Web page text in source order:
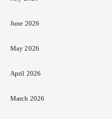
June 2026
May 2026
April 2026
March 2026